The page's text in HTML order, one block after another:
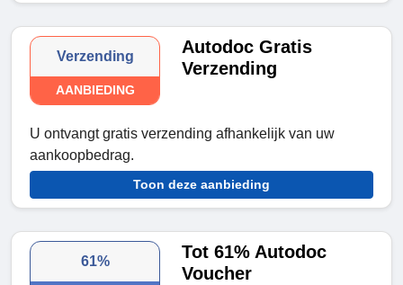
Verzending
AANBIEDING
Autodoc Gratis
Verzending
U ontvangt gratis verzending afhankelijk van uw
aankoopbedrag.
Toon deze aanbieding
61%
Tot 61% Autodoc
Voucher